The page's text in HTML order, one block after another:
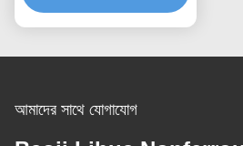
আমাদের সাথে যোগাযোগ